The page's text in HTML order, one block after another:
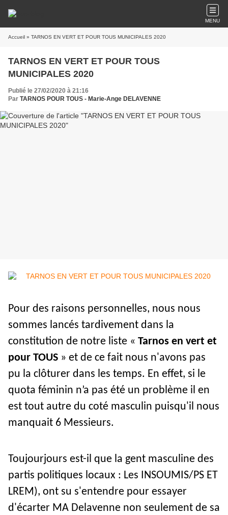
MENU
Accueil » TARNOS EN VERT ET POUR TOUS MUNICIPALES 2020
TARNOS EN VERT ET POUR TOUS
MUNICIPALES 2020
Publié le 27/02/2020 à 21:16
Par TARNOS POUR TOUS - Marie-Ange DELAVENNE
Pour des raisons personnelles, nous nous
sommes lancés tardivement dans la
constitution de notre liste « Tarnos en vert et
pour TOUS » et de ce fait nous n'avons pas
pu la clôturer dans les temps. En effet, si le
quota féminin n’a pas été un problème il en
est tout autre du coté masculin puisqu'il nous
manquait 6 Messieurs.
Toujourjours est-il que la gent masculine des
partis politiques locaux : Les INSOUMIS/PS ET
LREM), ont su s'entendre pour essayer
d'écarter MA Delavenne non seulement de sa